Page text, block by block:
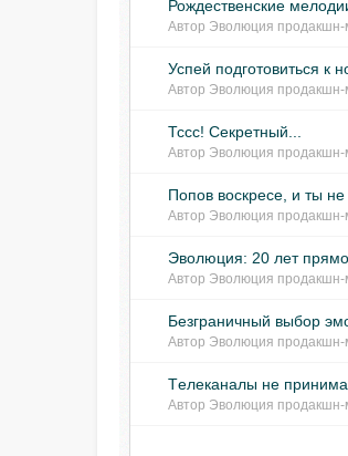
Рождественские
Автор Эволюция продакшн-
Успей подготовиться к
Автор Эволюция продакшн-
Тссс! Секретный...
Автор Эволюция продакшн-
Попов воскресе, и ты не
Автор Эволюция продакшн-
Эволюция: 20 лет
Автор Эволюция продакшн-
Безграничный выбор
Автор Эволюция продакшн-
Tелеканалы не
Автор Эволюция продакшн-